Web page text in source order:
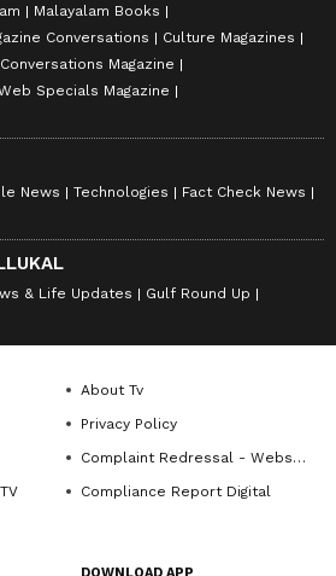
Malayalam Books
Conversations
Culture Magazines
Conversations Magazine
Specials Magazine
News Technologies
Fact Check News
& Life Updates
Gulf Round Up
About Tv
Privacy Policy
Complaint Redressal - Website
Compliance Report Digital
DOWNLOAD APP